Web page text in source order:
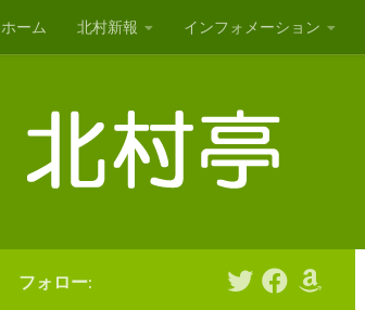
コンテンツへスキップ
ホーム 北村新報 インフォメーション
フォロー: